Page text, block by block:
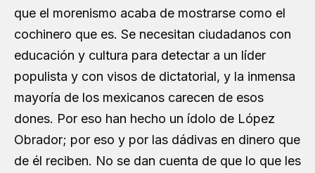
que el morenismo acaba de mostrarse como el
cochinero que es. Se necesitan ciudadanos con
educación y cultura para detectar a un líder
populista y con visos de dictatorial, y la inmensa
mayoría de los mexicanos carecen de esos
dones. Por eso han hecho un ídolo de López
Obrador; por eso y por las dádivas en dinero que
de él reciben. No se dan cuenta de que lo que les